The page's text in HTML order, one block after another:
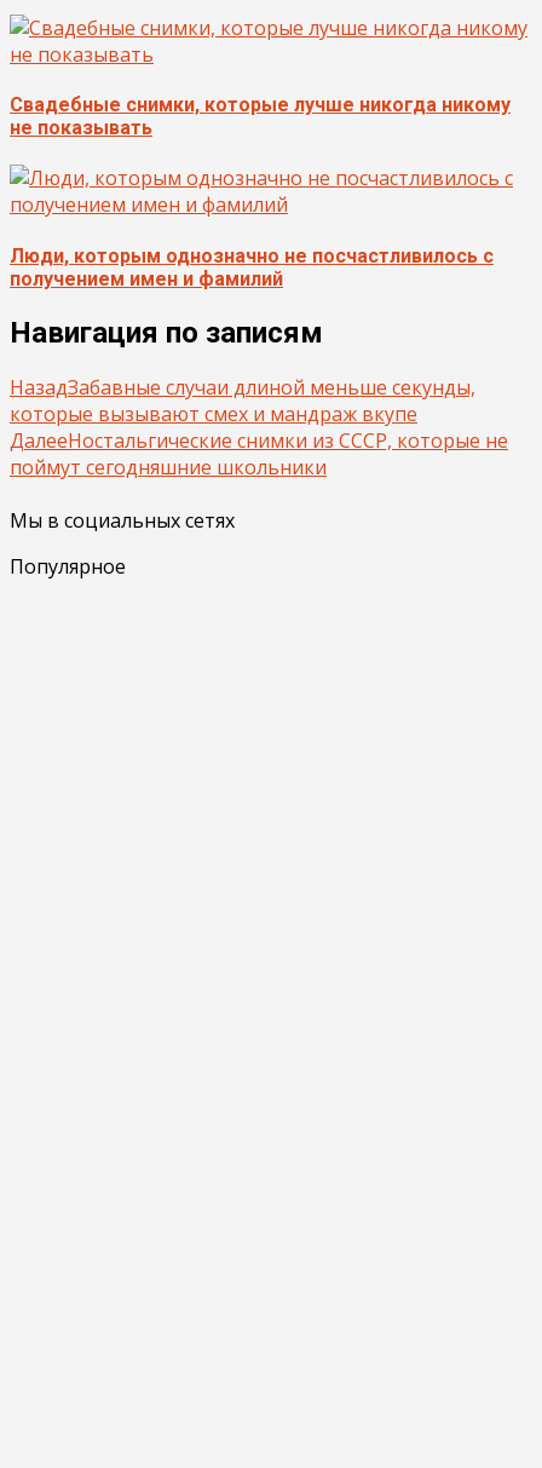
Свадебные снимки, которые лучше никогда никому
не показывать
Люди, которым однозначно не посчастливилось с
получением имен и фамилий
Навигация по записям
НазадЗабавные случаи длиной меньше секунды,
которые вызывают смех и мандраж вкупе
ДалееНостальгические снимки из СССР, которые не
поймут сегодняшние школьники
Мы в социальных сетях
Популярное